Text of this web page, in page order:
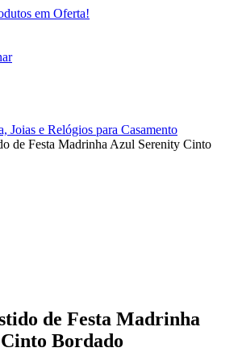
Joias e Relógios para Casamento
de Festa Madrinha Azul Serenity Cinto
de Festa Madrinha
Bordado